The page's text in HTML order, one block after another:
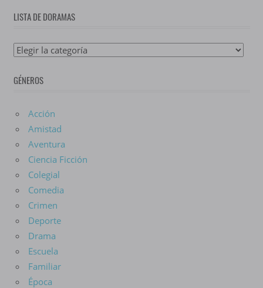
LISTA DE DORAMAS
Lista
Doramas
GÉNEROS
Acción
Amistad
Aventura
Ciencia Ficción
Colegial
Comedia
Crimen
Deporte
Drama
Escuela
Familiar
Época